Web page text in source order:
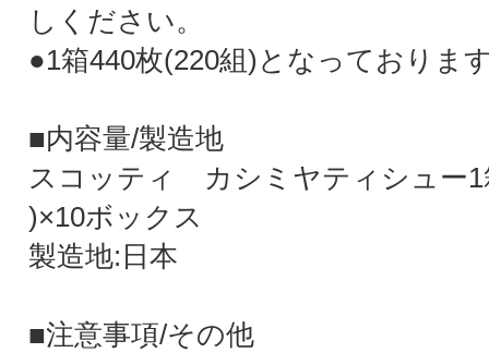
しください。
●1箱440枚(220組)となっておりま
■内容量/製造地
スコッティ カシミヤティシュー1
)×10ボックス
製造地:日本
■注意事項/その他